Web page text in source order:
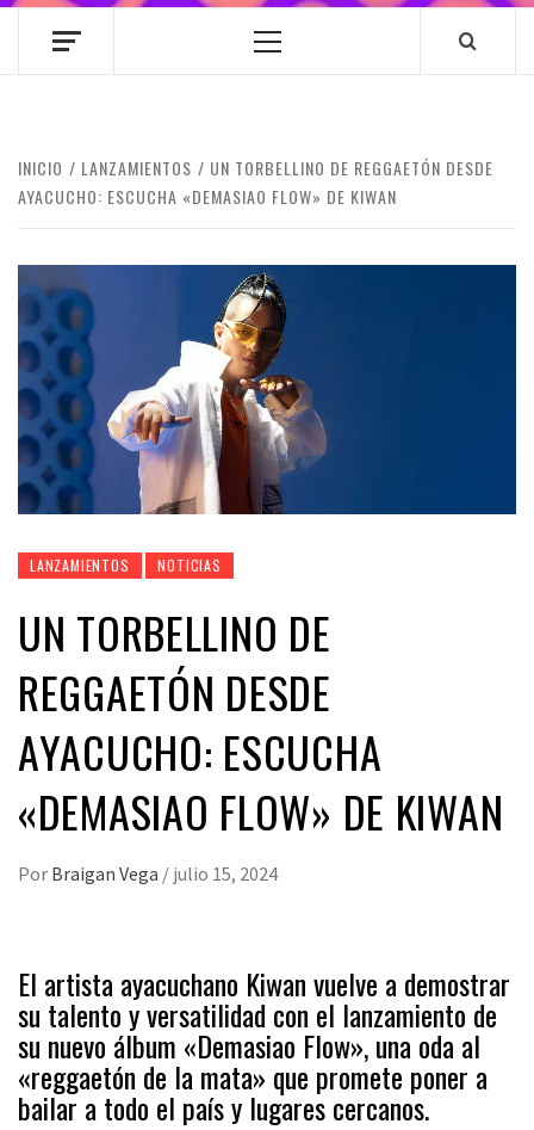
Menú
INICIO LANZAMIENTOS
UN TORBELLINO DE REGGAETÓN DESDE
AYACUCHO: ESCUCHA «DEMASIAO FLOW» DE KIWAN
LANZAMIENTOS NOTICIAS
UN TORBELLINO DE
REGGAETÓN DESDE
AYACUCHO: ESCUCHA
«DEMASIAO FLOW» DE KIWAN
Por Braigan Vega / julio 15, 2024
El artista ayacuchano Kiwan vuelve a demostrar
su talento y versatilidad con el lanzamiento de
su nuevo álbum «Demasiao Flow», una oda al
«reggaetón de la mata» que promete poner a
bailar a todo el país y lugares cercanos.